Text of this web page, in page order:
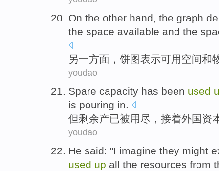
On the other hand, the graph
the space available and the
另一方面， 饼图表示可用空间和
youdao
Spare capacity has been used
is pouring in.
但剩余产已被用尽 ，接着外国资
youdao
He said: "I imagine they might
used up all the resources from